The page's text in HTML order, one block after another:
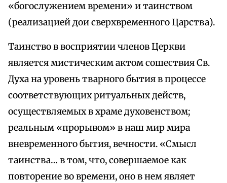
«богослужением времени» и таинством
(реализацией дои сверхвременного Царства).
Таинство в восприятии членов Церкви
является мистическим актом сошествия Св.
Духа на уровень тварного бытия в процессе
соответствующих ритуальных действ,
осуществляемых в храме духовенством;
реальным «прорывом» в наш мир мира
вневременного бытия, вечности. «Смысл
таинства… в том, что, совершаемое как
повторение во времени, оно в нем являет